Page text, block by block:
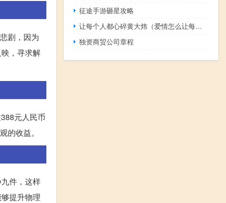
剧，因为
，寻求解
元人民币
的收益。
件，这样
提升物理
征途手游砸星攻略
让每个人都心碎黄大炜（爱情怎么让每个人都心碎）
独资商贸公司章程